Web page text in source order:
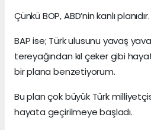
Çünkü BOP, ABD’nin kanlı planıdır.
BAP ise; Türk ulusunu yavaş
tereyağından kıl çeker gibi
bir plana benzetiyorum.
Bu plan çok büyük Türk
hayata geçirilmeye başladı.